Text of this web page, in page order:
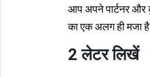
आप अपने पार्टनर और
का एक अलग ही मजा
2 लेटर लिखें